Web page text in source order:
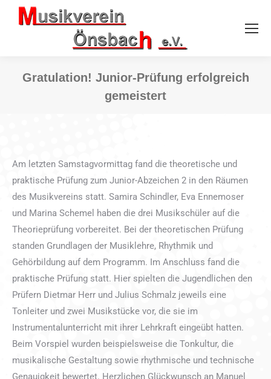
Gratulation! Junior-Prüfung erfolgreich
gemeistert
Am letzten Samstagvormittag fand die theoretische und
praktische Prüfung zum Junior-Abzeichen 2 in den Räumen
des Musikvereins statt. Samira Schindler, Eva Ennemoser
und Marina Schemel haben die drei Musikschüler auf die
Theorieprüfung vorbereitet. Bei der theoretischen Prüfung
standen Grundlagen der Musiklehre, Rhythmik und
Gehörbildung auf dem Programm. Im Anschluss fand die
praktische Prüfung statt. Hier spielten die Jugendlichen den
Prüfern Dietmar Herr und Julius Schmalz jeweils eine
Tonleiter und zwei Musikstücke vor, die sie im
Instrumentalunterricht mit ihrer Lehrkraft eingeübt hatten.
Beim Vorspiel wurden beispielsweise die Tonkultur, die
musikalische Gestaltung sowie rhythmische und technische
Genauigkeit bewertet. Herzlichen Glückwunsch an Manuel